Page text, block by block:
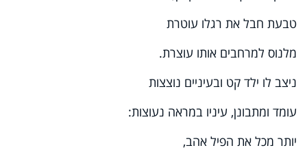
טבעת חבל את רגלו עוטרת
מלנוס למרחבים אותו עוצרת.
ניצב לו ילד קט ובעיניים נוצצות
עומד ומתבונן, עיניו במראה נעוצות:
יותר מכל את הפיל אהב,